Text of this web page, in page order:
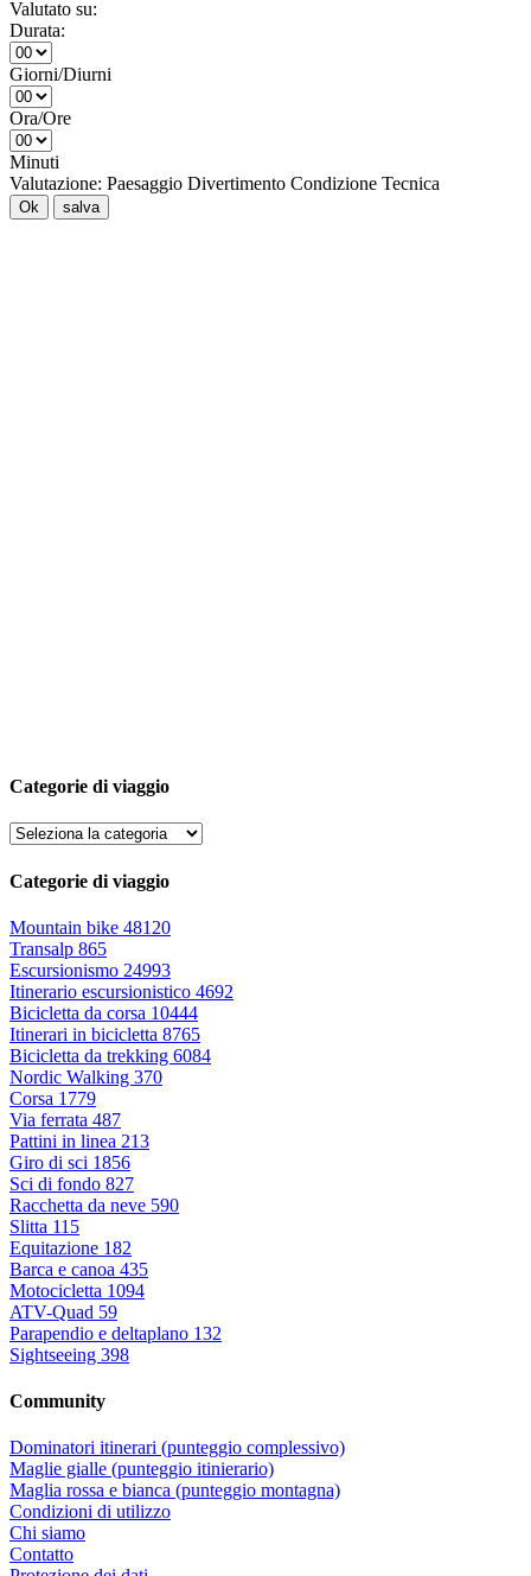
Valutato su:
Durata:
Giorni/Diurni
Ora/Ore
Minuti
Valutazione: Paesaggio Divertimento Condizione Tecnica
Ok salva
Categorie di viaggio
Categorie di viaggio
Mountain bike 48120
Transalp 865
Escursionismo 24993
Itinerario escursionistico 4692
Bicicletta da corsa 10444
Itinerari in bicicletta 8765
Bicicletta da trekking 6084
Nordic Walking 370
Corsa 1779
Via ferrata 487
Pattini in linea 213
Giro di sci 1856
Sci di fondo 827
Racchetta da neve 590
Slitta 115
Equitazione 182
Barca e canoa 435
Motocicletta 1094
ATV-Quad 59
Parapendio e deltaplano 132
Sightseeing 398
Community
Dominatori itinerari (punteggio complessivo)
Maglie gialle (punteggio itinierario)
Maglia rossa e bianca (punteggio montagna)
Condizioni di utilizzo
Chi siamo
Contatto